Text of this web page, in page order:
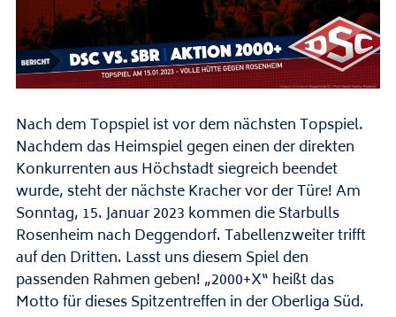
Nach dem Topspiel ist vor dem nächsten Topspiel.
Nachdem das Heimspiel gegen einen der direkten
Konkurrenten aus Höchstadt siegreich beendet
wurde, steht der nächste Kracher vor der Türe! Am
Sonntag, 15. Januar 2023 kommen die Starbulls
Rosenheim nach Deggendorf. Tabellenzweiter trifft
auf den Dritten. Lasst uns diesem Spiel den
passenden Rahmen geben! „2000+X“ heißt das
Motto für dieses Spitzentreffen in der Oberliga Süd.